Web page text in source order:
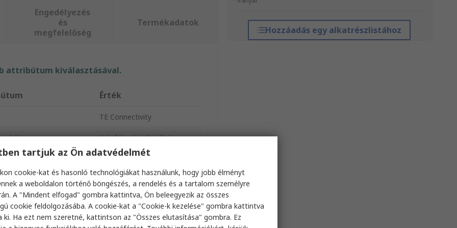
Hozzáadás egy alkatrészlistához
Engedélyezés
és
megfelelőség
Termékadatok
attribútum kiválasztásával.
Érték
TE Connectivity
típusa Ház füles érintkezőhöz
Ház
6.35 mm
Nejlon
31.1mm
tartjuk az Ön adatvédelmét
cookie-kat és hasonló technológiákat használunk, hogy jobb élményt
a weboldalon történő böngészés, a rendelés és a tartalom személyre
A "Mindent elfogad" gombra kattintva, Ön beleegyezik az összes
cookie feldolgozásába. A cookie-kat a "Cookie-k kezelése" gombra kattintva
ki. Ha ezt nem szeretné, kattintson az "Összes elutasítása" gombra. Ez